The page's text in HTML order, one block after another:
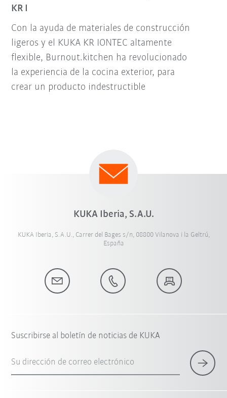
KR I
Con la ayuda de materiales de construcción
ligeros y el KUKA KR IONTEC altamente
flexible, Burnout.kitchen ha revolucionado
la experiencia de la cocina exterior, para
crear un producto indestructible
KUKA Iberia, S.A.U.
KUKA Iberia, S.A.U., Carrer del Bages s/n, 08800 Vilanova i la Geltrú,
España
Suscribirse al boletín de noticias de KUKA
Su dirección de correo electrónico